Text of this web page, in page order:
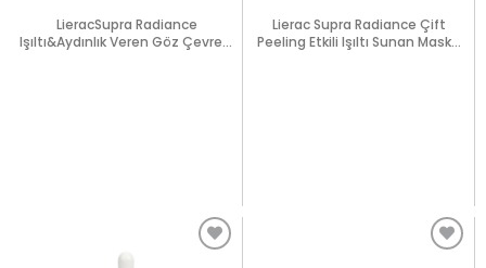
LieracSupra Radiance
Işıltı&Aydınlık Veren Göz Çevresi
Lierac Supra Radiance Çift
Peeling Etkili Işıltı Sunan Maske